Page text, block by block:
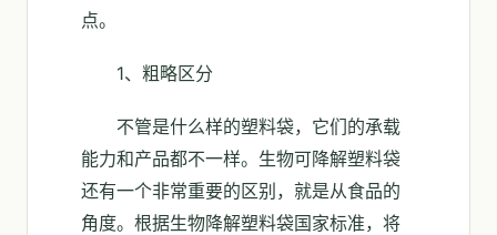
点。
1、粗略区分
不管是什么样的塑料袋，它们的承载
能力和产品都不一样。生物可降解塑料袋
还有一个非常重要的区别，就是从食品的
角度。根据生物降解塑料袋国家标准，将